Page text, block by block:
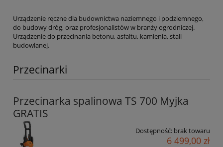
Urządzenie ręczne dla budownictwa naziemnego i podziemnego,
do budowy dróg, oraz profesjonalistów w branży ogrodniczej.
Urządzenie do przecinania betonu, asfaltu, kamienia, stali
budowlanej.
Przecinarki
Przecinarka spalinowa TS 700 Myjka
GRATIS
Dostępność: brak towaru
6 499,00 zł